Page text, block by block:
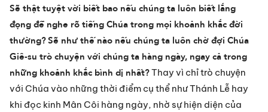
Sẽ thật tuyệt vời biết bao nếu chúng ta luôn biết lắng
đọng để nghe rõ tiếng Chúa trong mọi khoảnh khắc đời
thường?Sẽ như thế nào nếu chúng ta luôn chờ đợi Chúa
Giê-su trò chuyện với chúng ta hàng ngày, ngay cả trong
những khoảnh khắc bình dị nhất? Thay vì chỉ trò chuyện
với Chúa vào những thời điểm cụ thể như Thánh Lễ hay
khi đọc kinh Mân Côi hàng ngày, nhờ sự hiện diện của